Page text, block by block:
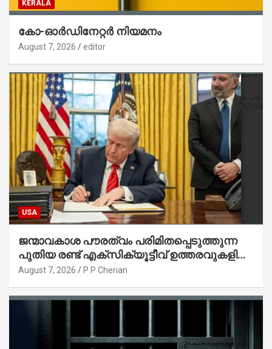
KERALA
കോ-ഓർഡിനേറ്റർ നിയമനം
August 7, 2026 editor
USA
ജന്മാവകാശ പൗരത്വം പരിമിതപ്പെടുത്തുന്ന
പുതിയ രണ്ട് എക്സിക്യൂട്ടീവ് ഉത്തരവുകളിൽ
ട്രംപ് ഒപ്പുവെച്ചു
August 7, 2026 P P Cherian